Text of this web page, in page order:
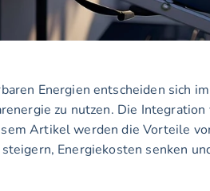
Energien entscheiden sich
zu nutzen. Die
Artikel werden die Vorteile
Energiekosten senken